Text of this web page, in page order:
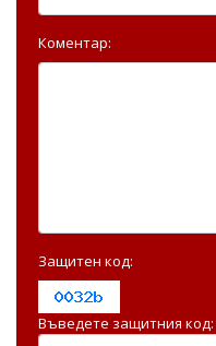
Коментар:
Защитен код:
Въведете защитния код: